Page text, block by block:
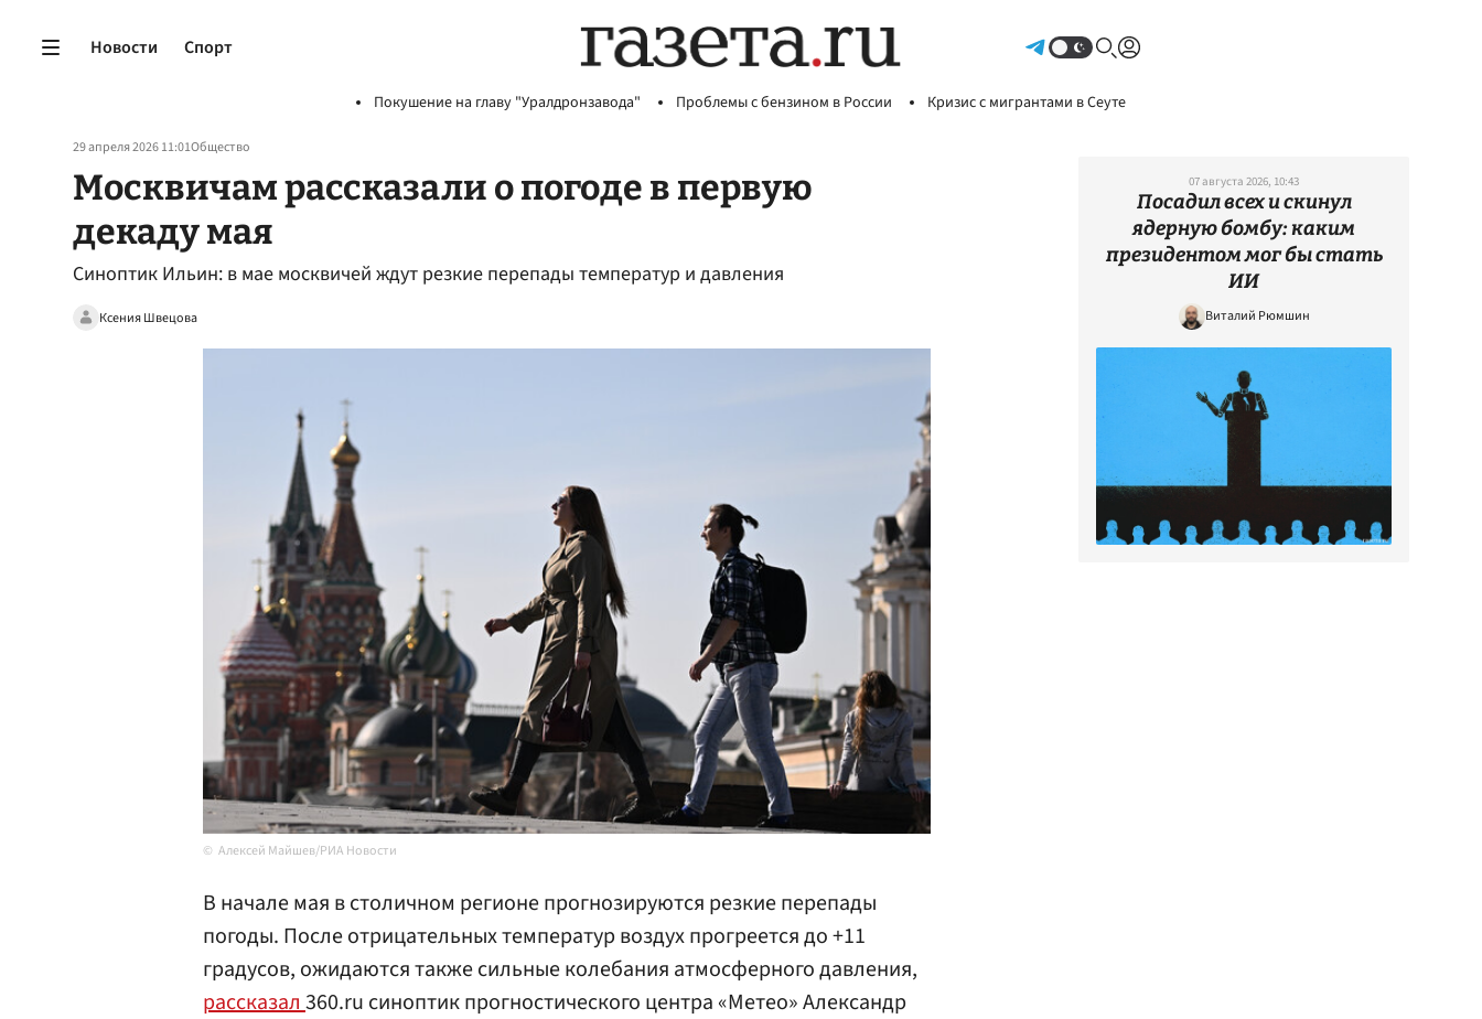
Новости Спорт
Покушение на главу "Уралдронзавода" Проблемы с бензином в России Кризис с мигрантами в Сеуте
29 апреля 2026 11:01Общество
Москвичам рассказали о погоде в первую
декаду мая
Синоптик Ильин: в мае москвичей ждут резкие перепады температур и давления
Ксения Швецова
Алексей Майшев/РИА Новости
В начале мая в столичном регионе прогнозируются резкие перепады
погоды. После отрицательных температур воздух прогреется до +11
градусов, ожидаются также сильные колебания атмосферного давления,
рассказал360.ru синоптик прогностического центра «Метео» Александр
07 августа 2026, 10:43
Посадил всех и скинул
ядерную бомбу: каким
президентом мог бы стать
ИИ
Виталий Рюмшин